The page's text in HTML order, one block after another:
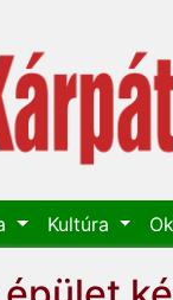
Kultúra